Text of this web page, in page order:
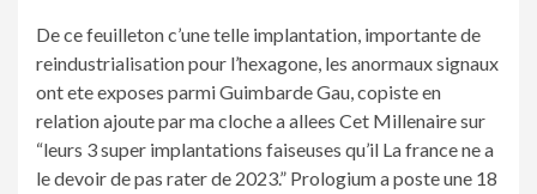
De ce feuilleton c’une telle implantation, importante de
reindustrialisation pour l’hexagone, les anormaux signaux
ont ete exposes parmi Guimbarde Gau, copiste en
relation ajoute par ma cloche a allees Cet Millenaire sur
“leurs 3 super implantations faiseuses qu’il La france ne a
le devoir de pas rater de 2023.” Prologium a poste une 18